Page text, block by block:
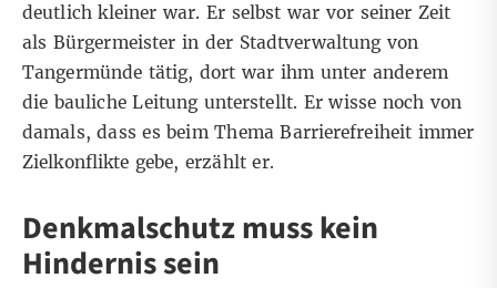
deutlich kleiner war. Er selbst war vor seiner Zeit
als Bürgermeister in der Stadtverwaltung von
Tangermünde tätig, dort war ihm unter anderem
die bauliche Leitung unterstellt. Er wisse noch von
damals, dass es beim Thema Barrierefreiheit immer
Zielkonflikte gebe, erzählt er.
Denkmalschutz muss kein
Hindernis sein